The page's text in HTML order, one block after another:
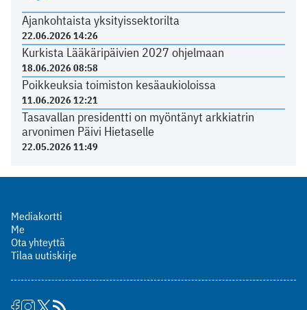
Ajankohtaista yksityissektorilta
22.06.2026 14:26
Kurkista Lääkäripäivien 2027 ohjelmaan
18.06.2026 08:58
Poikkeuksia toimiston kesäaukioloissa
11.06.2026 12:21
Tasavallan presidentti on myöntänyt arkkiatrin
arvonimen Päivi Hietaselle
22.05.2026 11:49
Mediakortti
Me
Ota yhteyttä
Tilaa uutiskirje